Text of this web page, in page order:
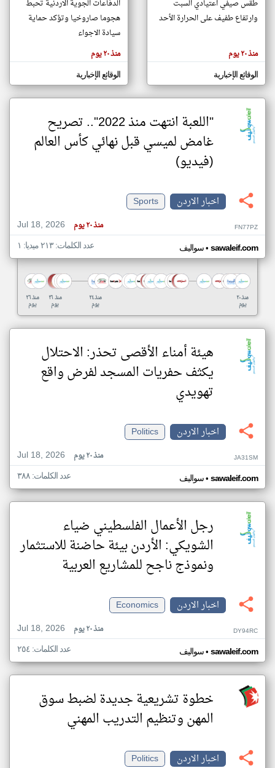
مصادر الأخبار من الاردن
اخبار الاردن على مدار الساعة
أهم اخبار الاردن العاجلة والمباشرة
المقالات
الموجوده
هنا عن
وجهة
كاتبيها.
طقس صيفي اعتيادي السبت
وارتفاع طفيف على الحرارة الأحد
منذ ٢٠ يوم
الوقائع الإخبارية
الدفاعات الجوية الاردنية تحبط
هجوما صاروخيا وتؤكد حماية
سيادة الاجواء
منذ ٢٠ يوم
الوقائع الإخبارية
"اللعبة انتهت منذ 2022".. تصريح
غامض لميسي قبل نهائي كأس العالم
(فيديو)
اخبار الاردن
Sports
Jul 18, 2026
منذ ٢٠ يوم FN77PZ
سواليف• sawaleif.com عدد الكلمات: ٢١٣ ميديا: ١
منذ ٢٦
يوم
منذ ٢٦
يوم
منذ ٢٤
يوم
منذ ٢٠
يوم
هيئة أمناء الأقصى تحذر: الاحتلال
يكثف حفريات المسجد لفرض واقع
تهويدي
اخبار الاردن
Politics
Jul 18, 2026
منذ ٢٠ يوم JA31SM
سواليف• sawaleif.com عدد الكلمات: ٣٨٨
رجل الأعمال الفلسطيني ضياء
الشويكي: الأردن بيئة حاضنة للاستثمار
ونموذج ناجح للمشاريع العربية
اخبار الاردن
Economics
Jul 18, 2026
منذ ٢٠ يوم DY94RC
سواليف• sawaleif.com عدد الكلمات: ٢٥٤
خطوة تشريعية جديدة لضبط سوق
المهن وتنظيم التدريب المهني
اخبار الاردن
Politics
klyoum.com